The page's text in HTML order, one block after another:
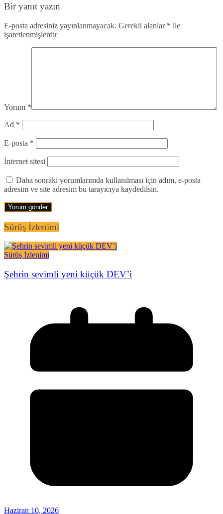
Bir yanıt yazın
E-posta adresiniz yayınlanmayacak. Gerekli alanlar * ile
işaretlenmişlerdir
Yorum *
Ad *
E-posta *
İnternet sitesi
Daha sonraki yorumlarımda kullanılması için adım, e-posta
adresim ve site adresim bu tarayıcıya kaydedilsin.
Sürüş İzlenimi
Sürüş İzlenimi
Şehrin sevimli yeni küçük DEV’i
Haziran 10, 2026